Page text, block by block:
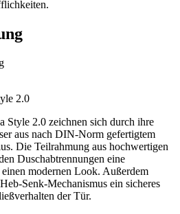
2.0
Style 2.0 zeichnen sich durch ihre
aus nach DIN-Norm gefertigtem
Die Teilrahmung aus hochwertigen
Duschabtrennungen eine
modernen Look. Außerdem
Senk-Mechanismus ein sicheres
der Tür.